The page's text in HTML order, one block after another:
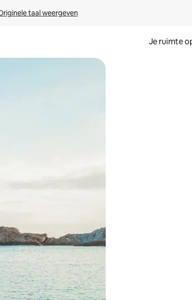
taal weergeven
Je ruimte
óf door te tikken of swipen.